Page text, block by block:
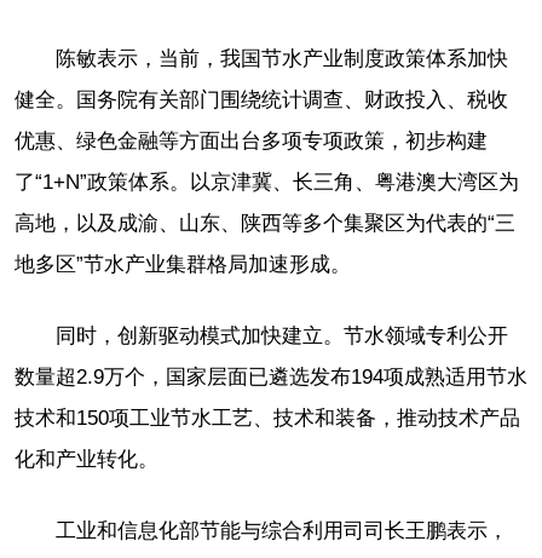
陈敏表示，当前，我国节水产业制度政策体系加快
健全。国务院有关部门围绕统计调查、财政投入、税收
优惠、绿色金融等方面出台多项专项政策，初步构建
了“1+N”政策体系。以京津冀、长三角、粤港澳大湾区为
高地，以及成渝、山东、陕西等多个集聚区为代表的“三
地多区”节水产业集群格局加速形成。
同时，创新驱动模式加快建立。节水领域专利公开
数量超2.9万个，国家层面已遴选发布194项成熟适用节水
技术和150项工业节水工艺、技术和装备，推动技术产品
化和产业转化。
工业和信息化部节能与综合利用司司长王鹏表示，